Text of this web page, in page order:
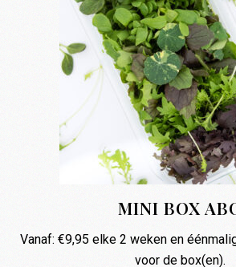
MINI BOX
Vanaf: €9,95 elke 2 weken en
voor de box(en).